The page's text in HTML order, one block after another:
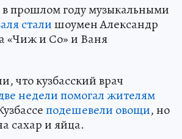
прошлом году музыкальными
сталишоумен Александр
«Чиж и Со» и Ваня
что кузбасский врач
недели помогал жителям
подешевели овощи, но
сахар и яйца.